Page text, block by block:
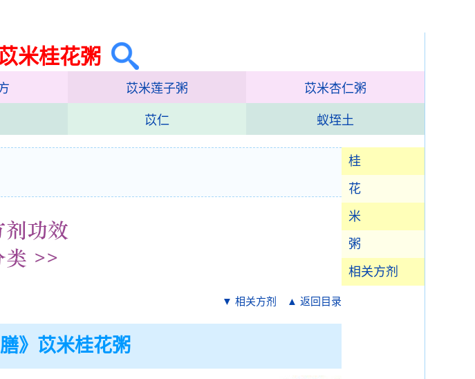
米桂花粥
苡米莲子粥 苡米杏仁粥
苡仁 蚁垤土
桂
花
米
粥
相关方剂
▼ 相关方剂 ▲ 返回目录
膳》苡米桂花粥